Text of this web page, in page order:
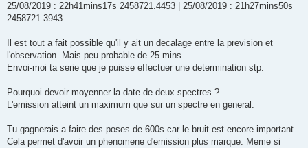
25/08/2019 : 22h41mins17s 2458721.4453 | 25/08/2019 : 21h27mins50s
2458721.3943
Il est tout a fait possible qu'il y ait un decalage entre la prevision et
l'observation. Mais peu probable de 25 mins.
Envoi-moi ta serie que je puisse effectuer une determination stp.
Pourquoi devoir moyenner la date de deux spectres ?
L'emission atteint un maximum que sur un spectre en general.
Tu gagnerais a faire des poses de 600s car le bruit est encore important.
Cela permet d'avoir un phenomene d'emission plus marque. Meme si